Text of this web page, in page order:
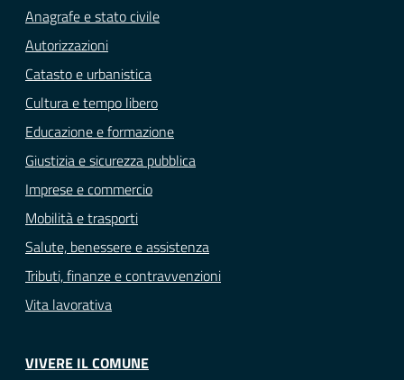
Anagrafe e stato civile
Autorizzazioni
Catasto e urbanistica
Cultura e tempo libero
Educazione e formazione
Giustizia e sicurezza pubblica
Imprese e commercio
Mobilità e trasporti
Salute, benessere e assistenza
Tributi, finanze e contravvenzioni
Vita lavorativa
VIVERE IL COMUNE